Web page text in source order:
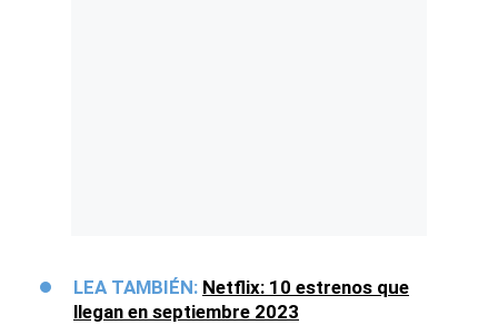
LEA TAMBIÉN: Netflix: 10 estrenos que
llegan en septiembre 2023